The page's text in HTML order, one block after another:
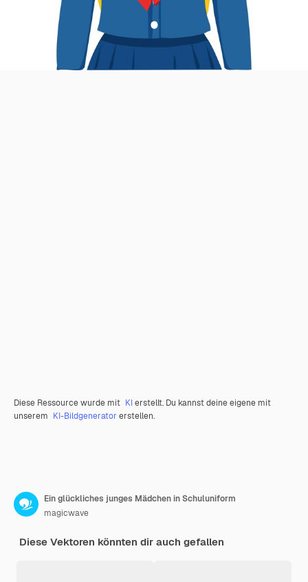
Diese Ressource wurde mit KIerstellt. Du kannst deine eigene mit
unserem KI-Bildgenerator erstellen.
Ein glückliches junges Mädchen in Schuluniform
magicwave
Diese Vektoren könnten dir auch gefallen